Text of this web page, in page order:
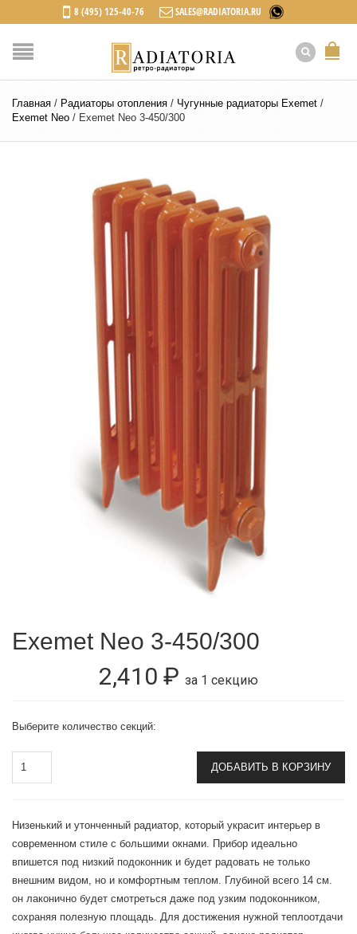
8 (495) 125-40-76 SALES@RADIATORIA.RU
Главная / Радиаторы отопления / Чугунные радиаторы Exemet /
Exemet Neo / Exemet Neo 3-450/300
Exemet Neo 3-450/300
2,410 ₽ за 1 секцию
Выберите количество секций:
ДОБАВИТЬ В КОРЗИНУ
Низенький и утонченный радиатор, который украсит интерьер в
современном стиле с большими окнами. Прибор идеально
впишется под низкий подоконник и будет радовать не только
внешним видом, но и комфортным теплом. Глубиной всего 14 см.
он лаконично будет смотреться даже под узким подоконником,
сохраняя полезную площадь. Для достижения нужной теплоотдачи